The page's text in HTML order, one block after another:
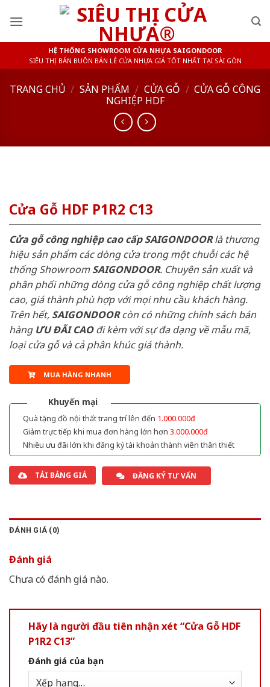
HỆ THỐNG SHOWROOM CỬA NHỰA SAIGONDOOR
SIÊU THỊ BÁN BUÔN BÁN LẺ CỬA NHỰA GIÁ TỐT NHẤT TẠI SÀI GÒN
TRANG CHỦ / SẢN PHẨM / CỬA GỖ / CỬA GỖ CÔNG
NGHIỆP HDF
Cửa Gỗ HDF P1R2 C13
Cửa gỗ công nghiệp cao cấp SAIGONDOORlà thương
hiệu sản phẩm các dòng cửa trong một chuỗi các hệ
thống ShowroomSAIGONDOOR. Chuyên sản xuất và
phân phối những dòng cửa gỗ công nghiệp chất lượng
cao, giá thành phù hợp với mọi nhu cầu khách hàng.
Trên hết, SAIGONDOORcòn có những chính sách bán
hàng ƯU ĐÃI CAOđi kèm với sự đa dạng về mẫu mã,
loại cửa gỗ và cả phân khúc giá thành.
MUA HÀNG NHANH
Khuyến mại
Quà tặng đồ nội thất trang trí lên đến 1.000.000đ
Giảm trực tiếp khi mua đơn hàng lớn hơn 3.000.000đ
Nhiều ưu đãi lớn khi đăng ký tài khoản thành viên thân thiết
TẢI BẢNG GIÁ ĐĂNG KÝ TƯ VẤN
ĐÁNH GIÁ (0)
Đánh giá
Chưa có đánh giá nào.
Hãy là người đầu tiên nhận xét “Cửa Gỗ HDF
P1R2 C13”
Đánh giá của bạn